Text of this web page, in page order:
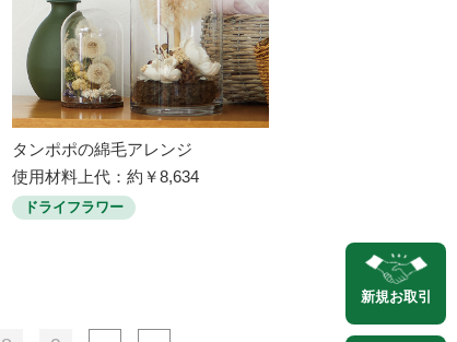
タンポポの綿毛アレンジ
使用材料上代：約￥8,634
ドライフラワー
新規お取引